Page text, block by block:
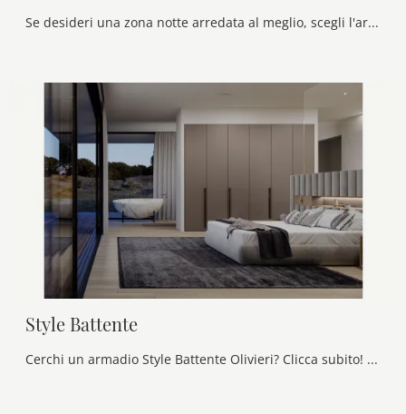
Se desideri una zona notte arredata al meglio, scegli l'armadio Decor Shanghai Grafite con ante battenti di Olivieri!
Style Battente
Cerchi un armadio Style Battente Olivieri? Clicca subito! Gli armadi a muro con ante battenti ti aspettano.